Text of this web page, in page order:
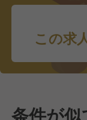
この求
条件が